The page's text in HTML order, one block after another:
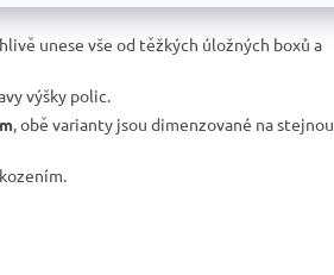
unese vše od těžkých úložných boxů a
výšky polic.
, obě varianty jsou dimenzované na stejnou